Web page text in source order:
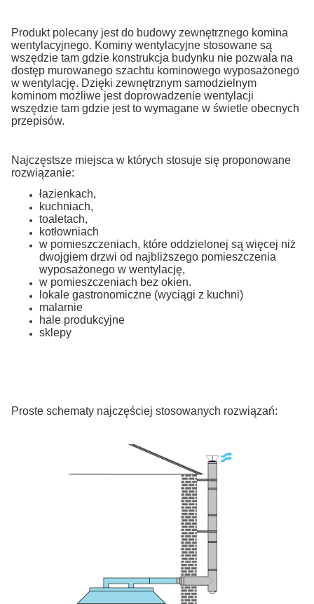
Produkt polecany jest do budowy zewnętrznego komina
wentylacyjnego. Kominy wentylacyjne stosowane są
wszędzie tam gdzie konstrukcja budynku nie pozwala na
dostęp murowanego szachtu kominowego wyposażonego
w wentylację. Dzięki zewnętrznym samodzielnym
kominom możliwe jest doprowadzenie wentylacji
wszędzie tam gdzie jest to wymagane w świetle obecnych
przepisów.
Najczęstsze miejsca w których stosuje się proponowane
rozwiązanie:
łazienkach,
kuchniach,
toaletach,
kotłowniach
w pomieszczeniach, które oddzielonej są więcej niż
dwojgiem drzwi od najbliższego pomieszczenia
wyposażonego w wentylację,
w pomieszczeniach bez okien.
lokale gastronomiczne (wyciągi z kuchni)
malarnie
hale produkcyjne
sklepy
Proste schematy najczęściej stosowanych rozwiązań: